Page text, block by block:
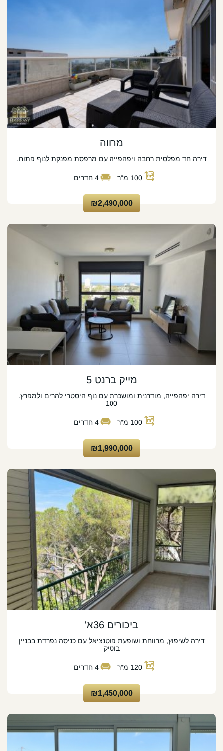
מרווה
דירה חד מפלסית רחבה ויפהפייה עם מרפסת מפנקת לנוף פתוח.
100 מ"ר 4 חדרים
₪2,490,000
מייק ברנט 5
דירה יפהפייה, מודרנית ומושכרת עם נוף היסטרי להרים ולמפרץ.
100
100 מ"ר 4 חדרים
₪1,990,000
ביכורים 36א'
דירה לשיפוץ, מרווחת ושופעת פוטנציאל עם כניסה נפרדת בבניין
בוטיק
120 מ"ר 4 חדרים
₪1,450,000